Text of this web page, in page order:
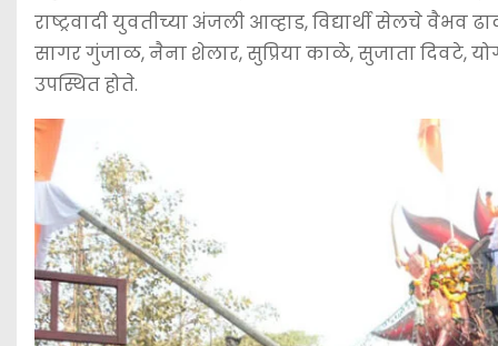
राष्ट्रवादी युवतीच्या अंजली आव्हाड, विद्यार्थी सेलचे
सागर गुंजाळ, नैना शेलार, सुप्रिया काळे, सुजाता दिवटे,
उपस्थित होते.